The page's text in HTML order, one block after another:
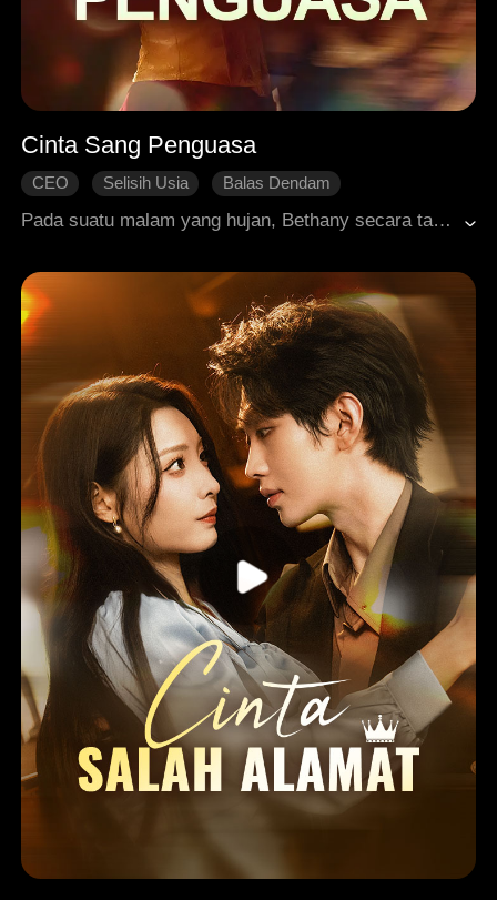
Cinta Sang Penguasa
CEO Selisih Usia
Balas Dendam
Pada suatu malam yang hujan, Bethany secara tak terduga bertemu dengan Matthew, pemimpin misterius dari keluarga kriminal yang berpengaruh. Sejak pertama kali melihat Bethany, Matthew langsung terpikat dan mengejarnya dengan tekad yang tak kenal lelah. Seiring waktu, Bethany pun jatuh cinta padanya meski dunia Matthew dipenuhi bahaya.